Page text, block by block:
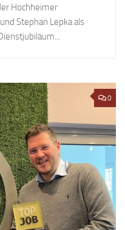
Hochheimer
Stephan Lepka als
0